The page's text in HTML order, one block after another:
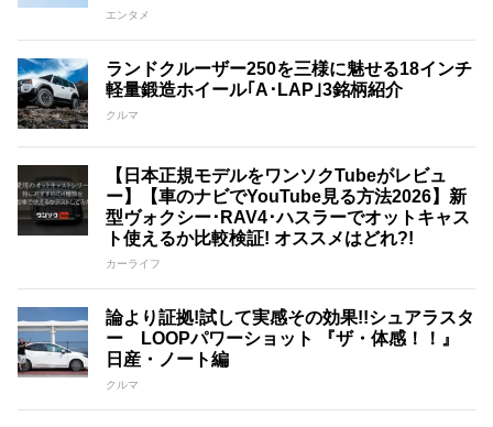
エンタメ
ランドクルーザー250を三様に魅せる18インチ
軽量鍛造ホイール｢A･LAP｣3銘柄紹介
クルマ
【日本正規モデルをワンソクTubeがレビュ
ー】【車のナビでYouTube見る方法2026】新
型ヴォクシー･RAV4･ハスラーでオットキャス
ト使えるか比較検証! オススメはどれ?!
カーライフ
論より証拠!試して実感その効果!!シュアラスタ
ー LOOPパワーショット 『ザ・体感！！』
日産・ノート編
クルマ